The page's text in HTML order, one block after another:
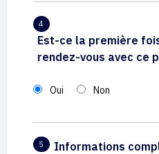
4
Est-ce la première
rendez-vous avec ce
Oui Non
5 Informations